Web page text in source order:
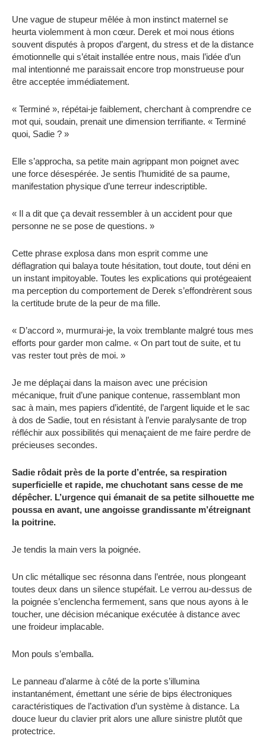
Une vague de stupeur mêlée à mon instinct maternel se
heurta violemment à mon cœur. Derek et moi nous étions
souvent disputés à propos d’argent, du stress et de la distance
émotionnelle qui s’était installée entre nous, mais l’idée d’un
mal intentionné me paraissait encore trop monstrueuse pour
être acceptée immédiatement.
« Terminé », répétai-je faiblement, cherchant à comprendre ce
mot qui, soudain, prenait une dimension terrifiante. « Terminé
quoi, Sadie ? »
Elle s’approcha, sa petite main agrippant mon poignet avec
une force désespérée. Je sentis l’humidité de sa paume,
manifestation physique d’une terreur indescriptible.
« Il a dit que ça devait ressembler à un accident pour que
personne ne se pose de questions. »
Cette phrase explosa dans mon esprit comme une
déflagration qui balaya toute hésitation, tout doute, tout déni en
un instant impitoyable. Toutes les explications qui protégeaient
ma perception du comportement de Derek s’effondrèrent sous
la certitude brute de la peur de ma fille.
« D’accord », murmurai-je, la voix tremblante malgré tous mes
efforts pour garder mon calme. « On part tout de suite, et tu
vas rester tout près de moi. »
Je me déplaçai dans la maison avec une précision
mécanique, fruit d’une panique contenue, rassemblant mon
sac à main, mes papiers d’identité, de l’argent liquide et le sac
à dos de Sadie, tout en résistant à l’envie paralysante de trop
réfléchir aux possibilités qui menaçaient de me faire perdre de
précieuses secondes.
Sadie rôdait près de la porte d’entrée, sa respiration
superficielle et rapide, me chuchotant sans cesse de me
dépêcher. L’urgence qui émanait de sa petite silhouette me
poussa en avant, une angoisse grandissante m’étreignant
la poitrine.
Je tendis la main vers la poignée.
Un clic métallique sec résonna dans l’entrée, nous plongeant
toutes deux dans un silence stupéfait. Le verrou au-dessus de
la poignée s’enclencha fermement, sans que nous ayons à le
toucher, une décision mécanique exécutée à distance avec
une froideur implacable.
Mon pouls s’emballa.
Le panneau d’alarme à côté de la porte s’illumina
instantanément, émettant une série de bips électroniques
caractéristiques de l’activation d’un système à distance. La
douce lueur du clavier prit alors une allure sinistre plutôt que
protectrice.